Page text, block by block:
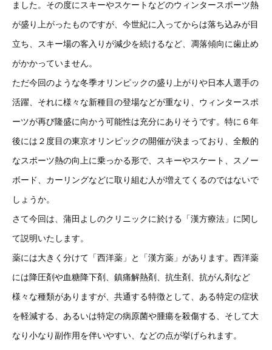
ました。その度にスキーやスケートなどのウィンタースポーツ熱
が盛り上がったものですが、今世紀に入ってからは落ち込みが目
立ち、スキー場の客入りが減少を続けるなど、凋落傾向に歯止め
がかかっていません。
ただ今回のような冬季オリンピックの盛り上がりや日本人選手の
活躍、それに様々な新種目の登場などが重なり、ウィンタースポ
ーツが再び隆盛に向かう可能性は充分にありそうです。特に６年
後には２度目の東京オリンピックの開催が決まっており、全般的
なスポーツ熱の向上に乗っかる形で、スキーやスケート、スノー
ボード、カーリングなどに取り組む人が増えてくるのではないで
しょうか。
さて今回は、蒲田よしのクリニックに於ける「漢方療法」に関し
て説明いたします。
薬には大きく分けて「西洋薬」と「漢方薬」があります。西洋薬
には降圧剤や血糖降下剤、鎮痛解熱剤、抗生剤、抗がん剤など
様々な種類がありますが、共通する特徴として、ある特定の症状
を軽減する、あるいは特定の病原菌や腫瘍を殺傷する、そして大
なり小なり副作用を伴いやすい、などの点が挙げられます。